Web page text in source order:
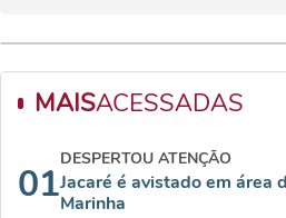
MAISACESSADAS
01
DESPERTOU ATENÇÃO
Jacaré é avistado em área
Marinha